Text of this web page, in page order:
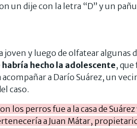
un dije con la letra “D” y un
joven y luego de olfatear algunas
hecho la adolescente,
a Darío Suárez, un
caso.
los perros fue a la casa de
a Juan Mátar,